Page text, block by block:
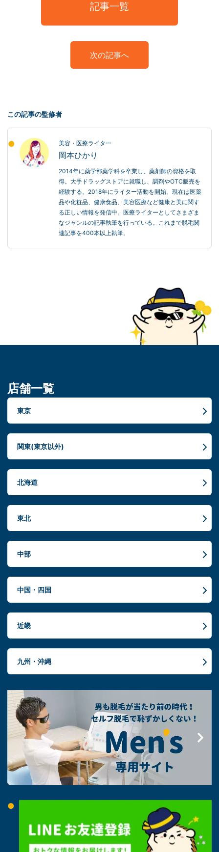
記事一覧
次の記事へ
この記事の監修者
美容・医療ライター
岡本ひかり
2014年に薬学部薬学科を卒業し、薬剤師の資格を取
得。大手ドラッグストアに就職し、調剤やOTC販売を
経験する。2018年にライター活動を開始。現在は医薬
品や化粧品、健康食品、美容医療など健康と美に関す
る正しい情報を発信中。医療ライターとしてさまざま
なジャンルの記事執筆を行っている。これまで脱毛関
連記事を400本以上執筆。
店舗一覧
東京
関東(東京以外)
北海道
東北
中部
中国・四国
近畿
九州・沖縄